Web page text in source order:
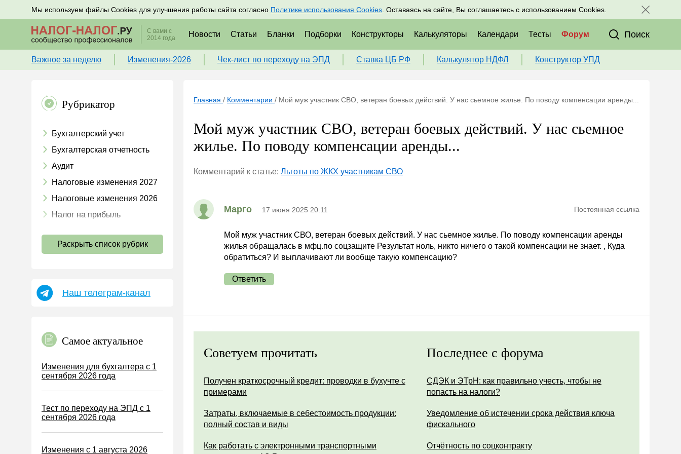
Мы используем файлы Cookies для улучшения работы сайта согласно Политике использования Cookies . Оставаясь на сайте, Вы соглашаетесь с использованием Cookies.
Подписывайтесь на новости по налогам, учету и кадрам Подписаться Присоединяйтесь к нам в соц. сетях:
С вами с
2014 года
Новости Статьи Бланки Подборки Конструкторы Калькуляторы Календари Тесты Форум Поиск
Важное за неделю Изменения-2026 Чек-лист по переходу на ЭПД Ставка ЦБ РФ Калькулятор НДФЛ Конструктор УПД
Рубрикатор
Бухгалтерский учет
Бухгалтерская отчетность
Аудит
Налоговые изменения 2027
Налоговые изменения 2026
Налог на прибыль
Страховые взносы 2026
УСН
Земельный налог
Налог на рекламу
Торговый сбор
Туристический налог
Раскрыть список рубрик
Наш телеграм-канал
Самое актуальное
Изменения для бухгалтера с 1
сентября 2026 года
Тест по переходу на ЭПД с 1
сентября 2026 года
Изменения с 1 августа 2026
Главная / Комментарии / Мой муж участник СВО, ветеран боевых действий. У нас сьемное жилье. По поводу компенсации аренды...
Мой муж участник СВО, ветеран боевых действий. У нас сьемное
жилье. По поводу компенсации аренды...
Комментарий к статье: Льготы по ЖКХ участникам СВО
Марго 17 июня 2025 20:11 Постоянная ссылка
Мой муж участник СВО, ветеран боевых действий. У нас сьемное жилье. По поводу компенсации аренды
жилья обращалась в мфц.по соцзащите Результат ноль, никто ничего о такой компенсации не знает. , Куда
обратиться? И выплачивают ли вообще такую компенсацию?
Ответить
Советуем прочитать
Получен краткосрочный кредит: проводки в бухучте с
примерами
Затраты, включаемые в себестоимость продукции:
полный состав и виды
Как работать с электронными транспортными
Последнее с форума
СДЭК и ЭТрН: как правильно учесть, чтобы не
попасть на налоги?
Уведомление об истечении срока действия ключа
фискального
Отчётность по соцконтракту